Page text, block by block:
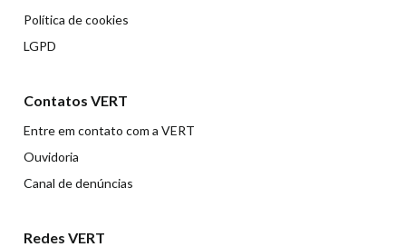
Política de cookies
LGPD
Contatos VERT
Entre em contato com a VERT
Ouvidoria
Canal de denúncias
Redes VERT